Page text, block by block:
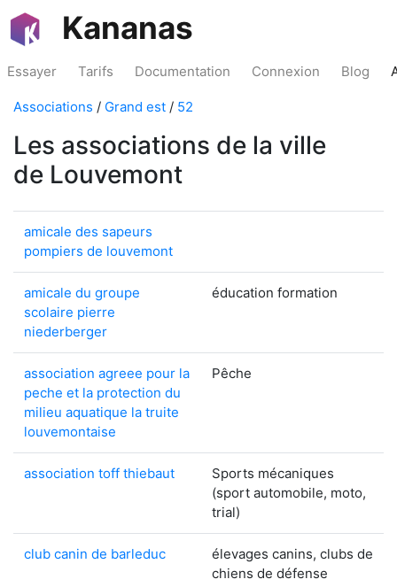
Kananas
Essayer Tarifs Documentation Connexion Blog
Associations / Grand est / 52
Les associations de la ville
de Louvemont
amicale des sapeurs
pompiers de louvemont
amicale du groupe
scolaire pierre
niederberger
éducation formation
association agreee pour la
peche et la protection du
milieu aquatique la truite
louvemontaise
Pêche
association toff thiebaut
Sports mécaniques
(sport automobile, moto,
trial)
club canin de barleduc
élevages canins, clubs de
chiens de défense